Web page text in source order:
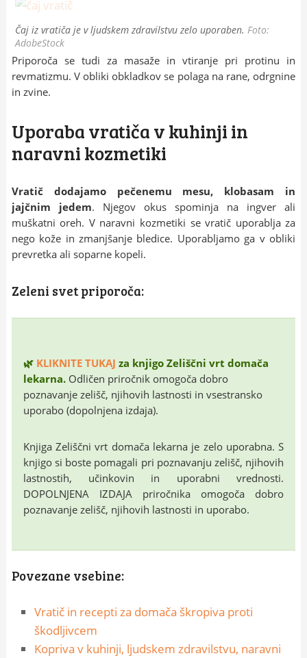
Čaj iz vratiča je v ljudskem zdravilstvu zelo uporaben.Foto:
AdobeStock
Priporoča se tudi za masaže in vtiranje pri protinu in
revmatizmu. V obliki obkladkov se polaga na rane, odrgnine
in zvine.
Uporaba vratiča v kuhinji in
naravni kozmetiki
Vratič dodajamo pečenemu mesu, klobasam in
jajčnim jedem. Njegov okus spominja na ingver ali
muškatni oreh. V naravni kozmetiki se vratič uporablja za
nego kože in zmanjšanje bledice. Uporabljamo ga v obliki
prevretka ali soparne kopeli.
Zeleni svet priporoča:
🌿 KLIKNITE TUKAJ za knjigo Zeliščni vrt domača
lekarna. Odličen priročnik omogoča dobro
poznavanje zelišč, njihovih lastnosti in vsestransko
uporabo (dopolnjena izdaja).
Knjiga Zeliščni vrt domača lekarna je zelo uporabna. S
knjigo si boste pomagali pri poznavanju zelišč, njihovih
lastnostih, učinkovin in uporabni vrednosti.
DOPOLNJENA IZDAJA priročnika omogoča dobro
poznavanje zelišč, njihovih lastnosti in uporabo.
Povezane vsebine:
Vratič in recepti za domača škropiva proti
škodljivcem
Kopriva v kuhinji, ljudskem zdravilstvu, naravni